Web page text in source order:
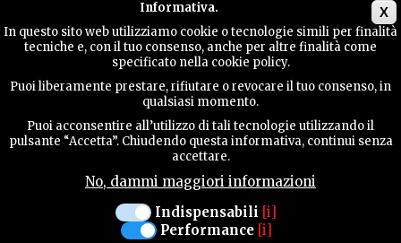
X
Informativa.
In questo sito web utilizziamo cookie o tecnologie simili per finalità
tecniche e, con il tuo consenso, anche per altre finalità come
specificato nella cookie policy.
Puoi liberamente prestare, rifiutare o revocare il tuo consenso, in
qualsiasi momento.
Puoi acconsentire all’utilizzo di tali tecnologie utilizzando il
pulsante “Accetta”. Chiudendo questa informativa, continui senza
accettare.
No, dammi maggiori informazioni
Indispensabili [i]
Performance [i]
CONTATTI
MANIFESTAZIONI
CHIONS VENERDÌ 24 NOVEMBRE
INCONTRO CON
L'AUTORE FRANCESCO